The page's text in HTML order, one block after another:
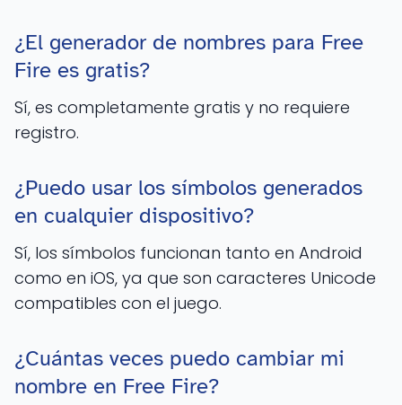
¿El generador de nombres para Free
Fire es gratis?
Sí, es completamente gratis y no requiere
registro.
¿Puedo usar los símbolos generados
en cualquier dispositivo?
Sí, los símbolos funcionan tanto en Android
como en iOS, ya que son caracteres Unicode
compatibles con el juego.
¿Cuántas veces puedo cambiar mi
nombre en Free Fire?